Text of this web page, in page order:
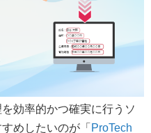
効率的かつ確実に行うソ
めしたいのが「 ProTech